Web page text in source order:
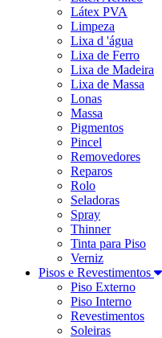
Látex PVA
Limpeza
Lixa d 'água
Lixa de Ferro
Lixa de Madeira
Lixa de Massa
Lonas
Massa
Pigmentos
Pincel
Removedores
Reparos
Rolo
Seladoras
Spray
Thinner
Tinta para Piso
Verniz
Pisos e Revestimentos
Piso Externo
Piso Interno
Revestimentos
Soleiras